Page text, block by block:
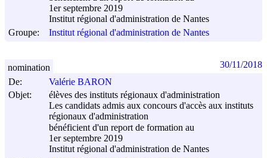
1er septembre 2019
Institut régional d'administration de Nantes
Groupe:
Institut régional d'administration de Nantes
De:
Valérie BARON
Objet:
élèves des instituts régionaux d'administration
Les candidats admis aux concours d'accès aux instituts
régionaux d'administration
bénéficient d'un report de formation au
1er septembre 2019
Institut régional d'administration de Nantes
nomination 30/11/2018